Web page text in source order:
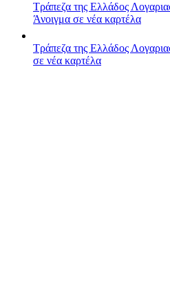
Τράπεζα της Ελλάδος
Άνοιγμα σε νέα καρτέλα
Τράπεζα της Ελλάδος
σε νέα καρτέλα